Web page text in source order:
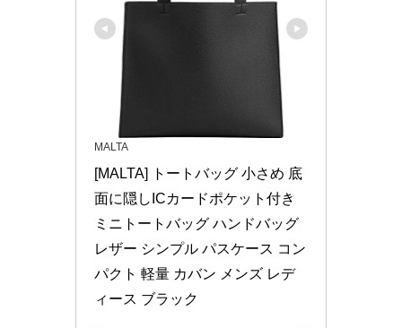
MALTA
[MALTA] トートバッグ 小さめ 底
面に隠しICカードポケット付き
ミニトートバッグ ハンドバッグ
レザー シンプル パスケース コン
パクト 軽量 カバン メンズ レデ
ィース ブラック